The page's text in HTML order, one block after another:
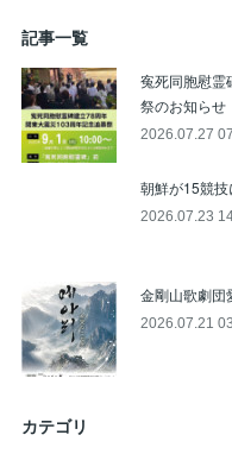
記事一覧
寃死同胞慰霊
祭のお知らせ
2026.07.27
朝鮮が15競
2026.07.23
金剛山歌劇団
2026.07.21
カテゴリ